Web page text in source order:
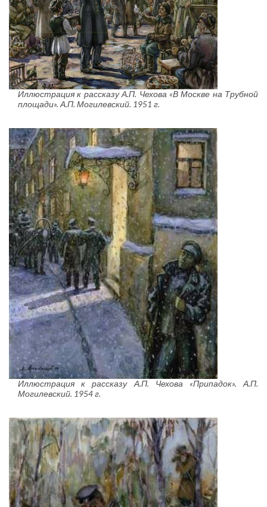
Иллюстрация к рассказу А.П. Чехова «В Москве на Трубной
площади». А.П. Могилевский. 1951 г.
Иллюстрация к рассказу А.П. Чехова «Припадок». А.П.
Могилевский. 1954 г.